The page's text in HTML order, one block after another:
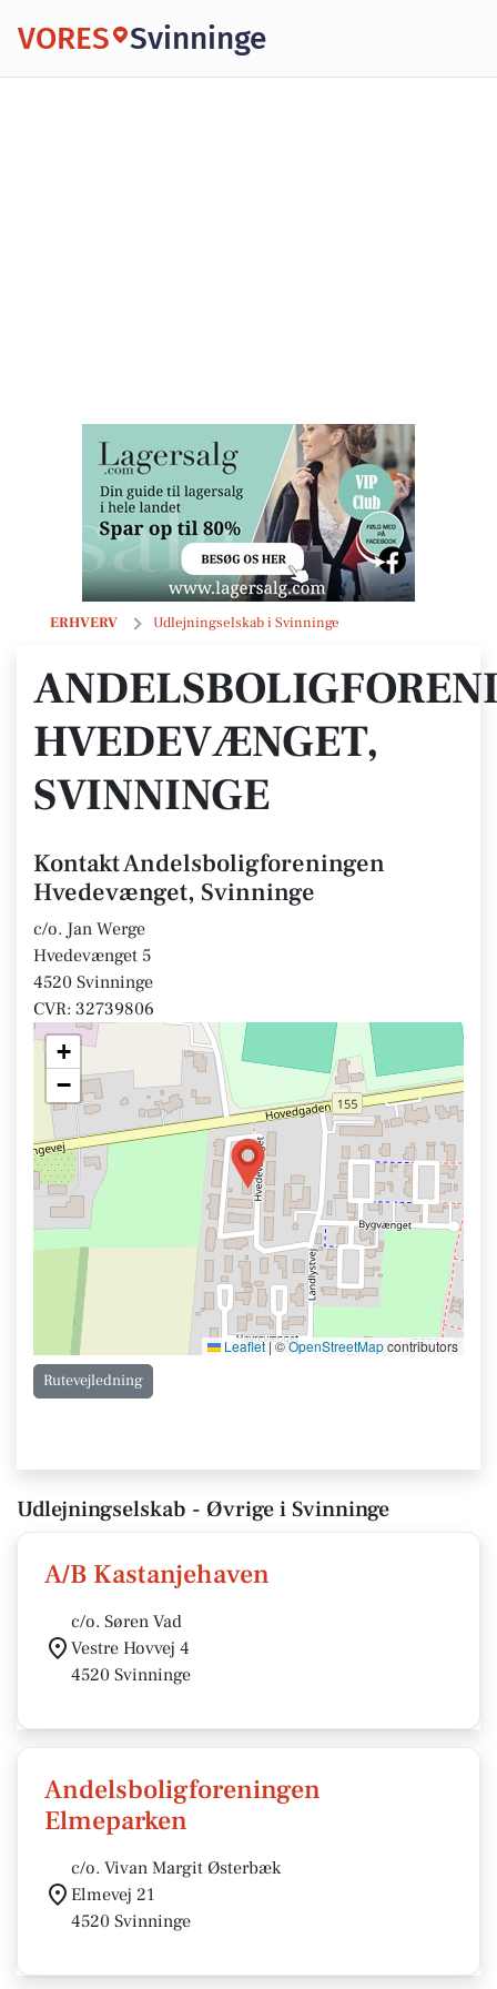
VORES Svinninge
ERHVERV Udlejningselskab i Svinninge
Andelsboligforeningen Hvedevænget, Svinninge
HVEDEVÆNGET,
SVINNINGE
Kontakt Andelsboligforeningen
Hvedevænget, Svinninge
c/o. Jan Werge
Hvedevænget 5
4520 Svinninge
CVR: 32739806
+
−
Leaflet|©OpenStreetMapcontributors
Rutevejledning
Udlejningselskab - Øvrige i Svinninge
A/B Kastanjehaven
c/o. Søren Vad
Vestre Hovvej 4
4520 Svinninge
Andelsboligforeningen
Elmeparken
c/o. Vivan Margit Østerbæk
Elmevej 21
4520 Svinninge